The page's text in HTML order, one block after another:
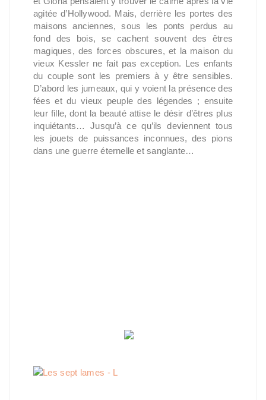
agitée d’Hollywood. Mais, derrière les portes des
maisons anciennes, sous les ponts perdus au
fond des bois, se cachent souvent des êtres
magiques, des forces obscures, et la maison du
vieux Kessler ne fait pas exception. Les enfants
du couple sont les premiers à y être sensibles.
D’abord les jumeaux, qui y voient la présence des
fées et du vieux peuple des légendes ; ensuite
leur fille, dont la beauté attise le désir d’êtres plus
inquiétants… Jusqu’à ce qu’ils deviennent tous
les jouets de puissances inconnues, des pions
dans une guerre éternelle et sanglante…